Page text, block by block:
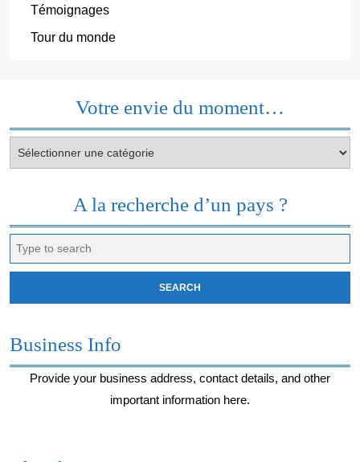
Témoignages
Tour du monde
Votre envie du moment…
envie
A la recherche d’un pays ?
for:
Business Info
Provide your business address, contact details, and other
important information here.